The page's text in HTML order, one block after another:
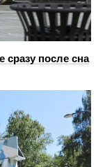
сразу после сна